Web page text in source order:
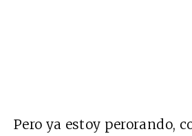
Pero ya estoy perorando,